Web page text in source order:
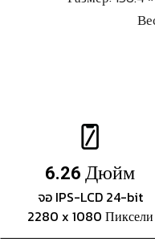
6.26 Дюйм
จอ IPS-LCD 24-bit
2280 x 1080 Пиксели